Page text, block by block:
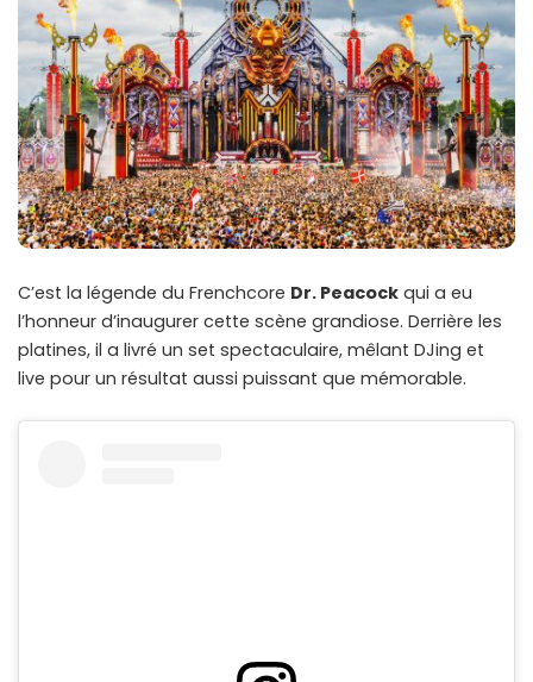
C’est la légende du Frenchcore Dr. Peacock qui a eu
l’honneur d’inaugurer cette scène grandiose. Derrière les
platines, il a livré un set spectaculaire, mêlant DJing et
live pour un résultat aussi puissant que mémorable.